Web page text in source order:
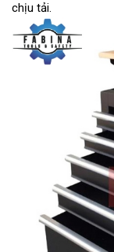
chịu tải.